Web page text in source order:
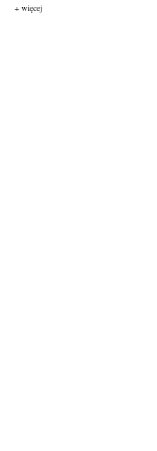
+ więcej